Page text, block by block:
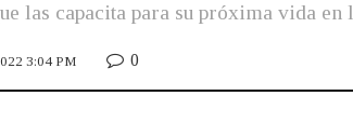
las capacita para su próxima vida en
3:04 PM 0